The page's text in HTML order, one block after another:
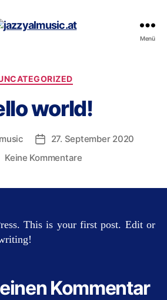
Menü
Kategorien
world!
Beitragsdatum
27. September 2020
Keine Kommentarezu
This is your first post. Edit or
Kommentar